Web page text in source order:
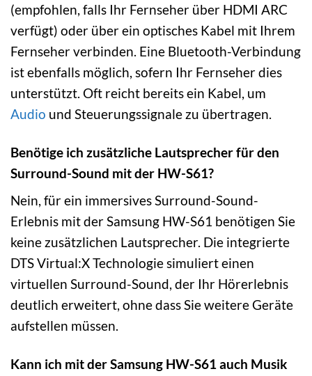
(empfohlen, falls Ihr Fernseher über HDMI ARC
verfügt) oder über ein optisches Kabel mit Ihrem
Fernseher verbinden. Eine Bluetooth-Verbindung
ist ebenfalls möglich, sofern Ihr Fernseher dies
unterstützt. Oft reicht bereits ein Kabel, um
Audio und Steuerungssignale zu übertragen.
Benötige ich zusätzliche Lautsprecher für den
Surround-Sound mit der HW-S61?
Nein, für ein immersives Surround-Sound-
Erlebnis mit der Samsung HW-S61 benötigen Sie
keine zusätzlichen Lautsprecher. Die integrierte
DTS Virtual:X Technologie simuliert einen
virtuellen Surround-Sound, der Ihr Hörerlebnis
deutlich erweitert, ohne dass Sie weitere Geräte
aufstellen müssen.
Kann ich mit der Samsung HW-S61 auch Musik